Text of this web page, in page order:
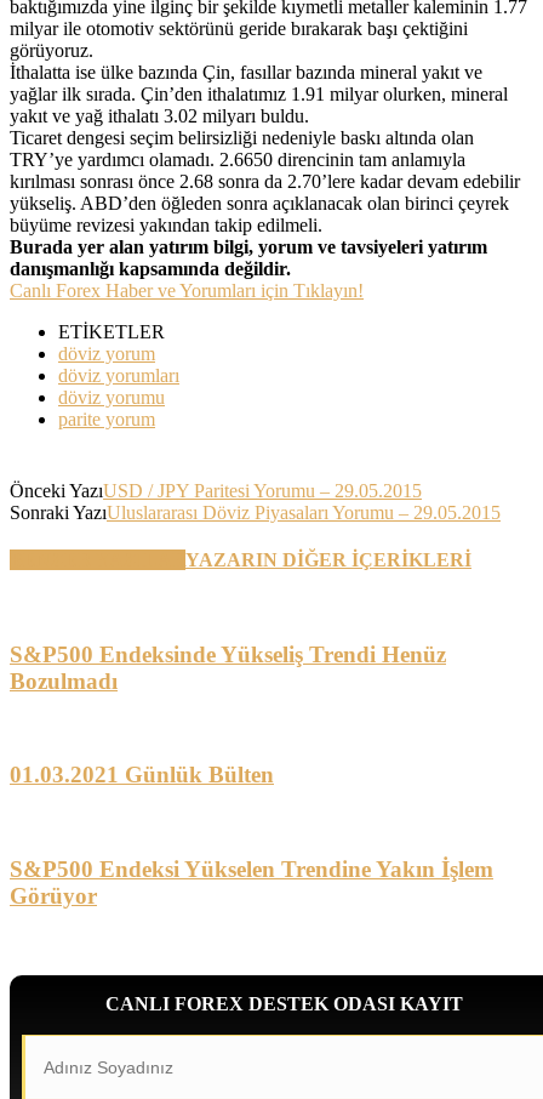
baktığımızda yine ilginç bir şekilde kıymetli metaller kaleminin 1.77
milyar ile otomotiv sektörünü geride bırakarak başı çektiğini
görüyoruz.
İthalatta ise ülke bazında Çin, fasıllar bazında mineral yakıt ve
yağlar ilk sırada. Çin’den ithalatımız 1.91 milyar olurken, mineral
yakıt ve yağ ithalatı 3.02 milyarı buldu.
Ticaret dengesi seçim belirsizliği nedeniyle baskı altında olan
TRY’ye yardımcı olamadı. 2.6650 direncinin tam anlamıyla
kırılması sonrası önce 2.68 sonra da 2.70’lere kadar devam edebilir
yükseliş. ABD’den öğleden sonra açıklanacak olan birinci çeyrek
büyüme revizesi yakından takip edilmeli.
Burada yer alan yatırım bilgi, yorum ve tavsiyeleri yatırım
danışmanlığı kapsamında değildir.
Canlı Forex Haber ve Yorumları için Tıklayın!
ETİKETLER
döviz yorum
döviz yorumları
döviz yorumu
parite yorum
Önceki YazıUSD / JPY Paritesi Yorumu – 29.05.2015
Sonraki YazıUluslararası Döviz Piyasaları Yorumu – 29.05.2015
YAZARIN DİĞER İÇERİKLERİ
S&P500 Endeksinde Yükseliş Trendi Henüz
Bozulmadı
01.03.2021 Günlük Bülten
S&P500 Endeksi Yükselen Trendine Yakın İşlem
Görüyor
CANLI FOREX DESTEK ODASI KAYIT